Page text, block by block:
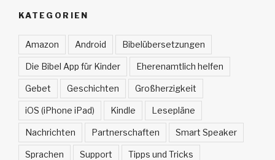
KATEGORIEN
Amazon Android Bibelübersetzungen
Die Bibel App für Kinder Eherenamtlich helfen
Gebet Geschichten Großherzigkeit
iOS (iPhone iPad) Kindle Lesepläne
Nachrichten Partnerschaften Smart Speaker
Sprachen Support Tipps und Tricks